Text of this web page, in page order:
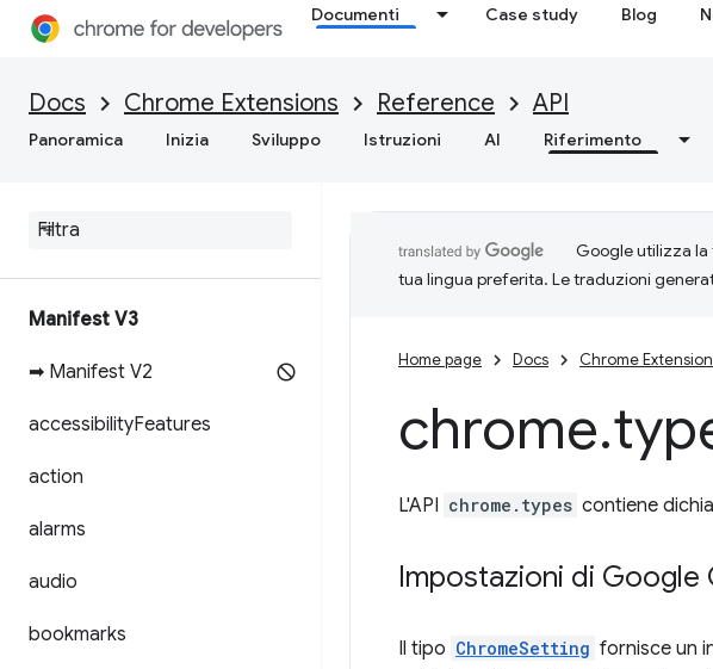
Documenti Case study Blog
Docs Chrome Extensions Reference API
Panoramica Inizia Sviluppo Istruzioni AI Riferimento
Manifest V3
➡ Manifest V2
accessibilityFeatures
action
alarms
audio
bookmarks
Google utilizza la
tua lingua preferita. Le traduzioni
Home page Docs Chrome
chrome.
L'API chrome.types contiene
Impostazioni di Google
Il tipo ChromeSetting fornisce un